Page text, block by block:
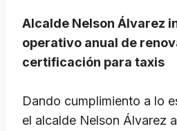
Alcalde Nelson Álvarez
operativo anual de
certificación para taxis
Dando cumplimiento a lo
el alcalde Nelson Álvarez